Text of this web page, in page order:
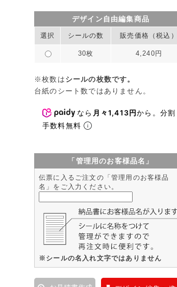
デザイン自由編集商品
選択 シールの数 販売価格（税込）
30枚 4,240円
※枚数はシールの枚数です。
台紙のシート数ではありません。
なら 月々1,413円から。分割
手数料無料
「管理用のお客様品名」
伝票に入るご注文の「管理用のお客様品
名」をご入力ください。
※シールの名入れ文字ではありません